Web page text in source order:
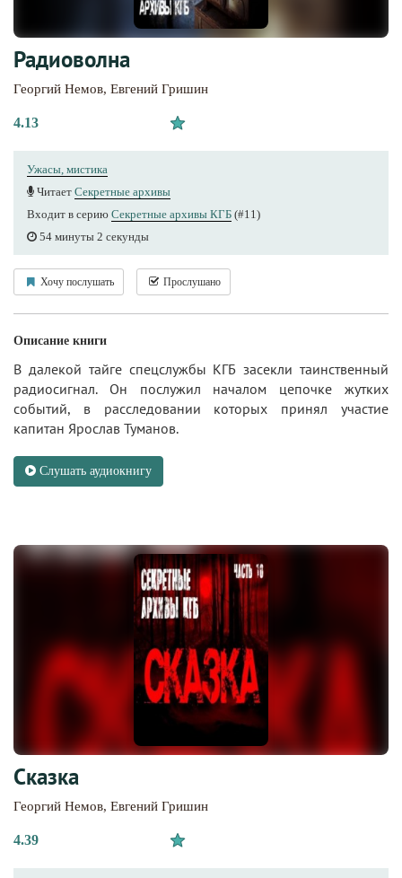
Радиоволна
Георгий Немов, Евгений Гришин
4.13
Ужасы, мистика
Читает Секретные архивы
Входит в серию Секретные архивы КГБ (#11)
54 минуты 2 секунды
Хочу послушать Прослушано
Описание книги
В далекой тайге спецслужбы КГБ засекли таинственный
радиосигнал. Он послужил началом цепочке жутких
событий, в расследовании которых принял участие
капитан Ярослав Туманов.
Слушать аудиокнигу
Сказка
Георгий Немов, Евгений Гришин
4.39